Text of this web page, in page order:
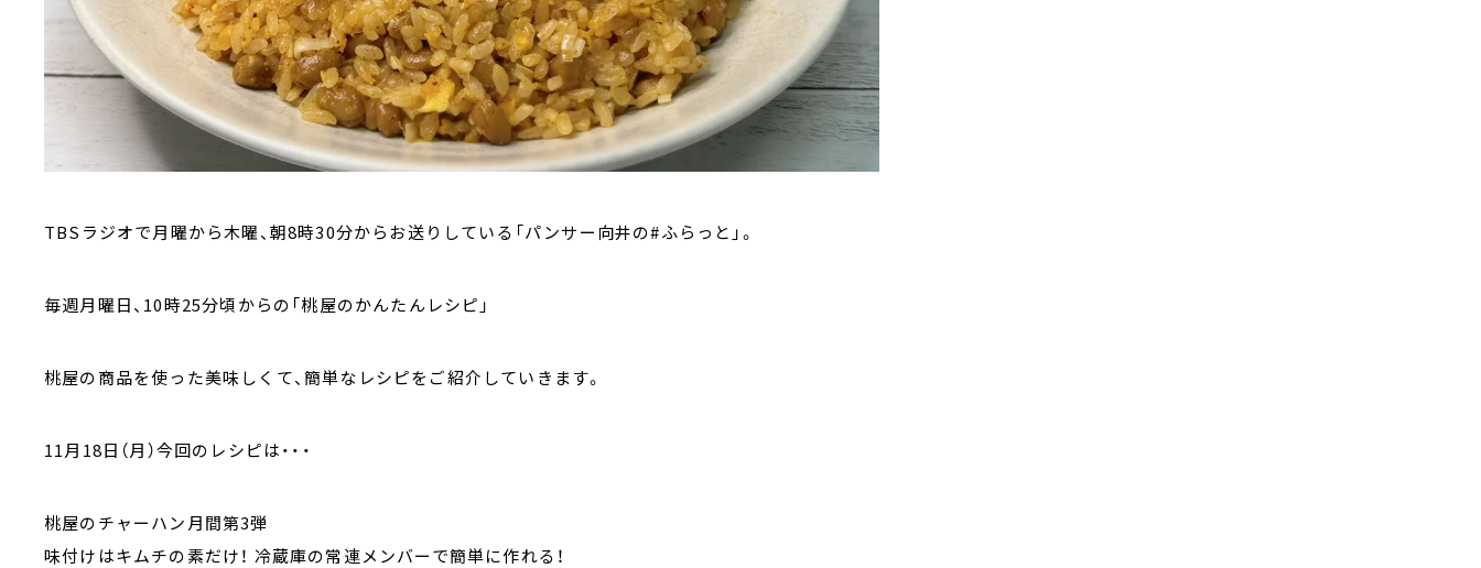
TBSラジオで月曜から木曜、朝8時30分からお送りしている「パンサー向井の#ふらっと」。
毎週月曜日、10時25分頃からの「桃屋のかんたんレシピ」
桃屋の商品を使った美味しくて、簡単なレシピをご紹介していきます。
11月18日（月）今回のレシピは・・・
桃屋のチャーハン月間第3弾
味付けはキムチの素だけ！ 冷蔵庫の常連メンバーで簡単に作れる！